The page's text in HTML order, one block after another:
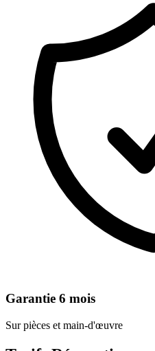
Garantie 6 mois
Sur pièces et main-d'œuvre